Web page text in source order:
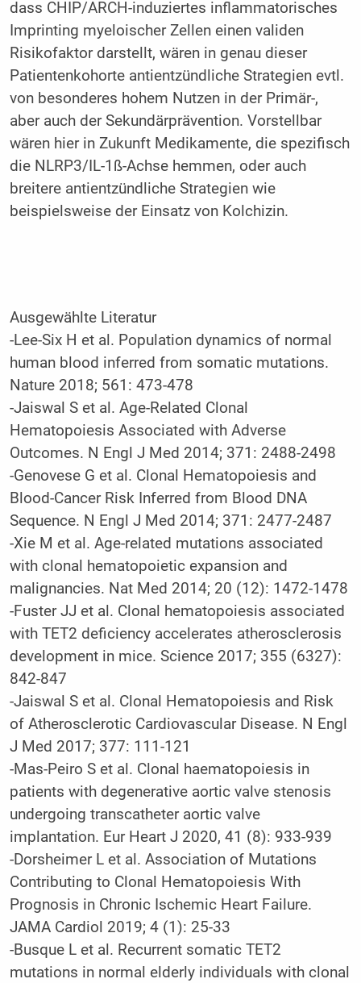
dass CHIP/ARCH-induziertes inflammatorisches
Imprinting myeloischer Zellen einen validen
Risikofaktor darstellt, wären in genau dieser
Patientenkohorte antientzündliche Strategien evtl.
von besonderes hohem Nutzen in der Primär-,
aber auch der Sekundärprävention. Vorstellbar
wären hier in Zukunft Medikamente, die spezifisch
die NLRP3/IL-1ß-Achse hemmen, oder auch
breitere antientzündliche Strategien wie
beispielsweise der Einsatz von Kolchizin.
Ausgewählte Literatur
-Lee-Six H et al. Population dynamics of normal
human blood inferred from somatic mutations.
Nature 2018; 561: 473-478
-Jaiswal S et al. Age-Related Clonal
Hematopoiesis Associated with Adverse
Outcomes. N Engl J Med 2014; 371: 2488-2498
-Genovese G et al. Clonal Hematopoiesis and
Blood-Cancer Risk Inferred from Blood DNA
Sequence. N Engl J Med 2014; 371: 2477-2487
-Xie M et al. Age-related mutations associated
with clonal hematopoietic expansion and
malignancies. Nat Med 2014; 20 (12): 1472-1478
-Fuster JJ et al. Clonal hematopoiesis associated
with TET2 deficiency accelerates atherosclerosis
development in mice. Science 2017; 355 (6327):
842-847
-Jaiswal S et al. Clonal Hematopoiesis and Risk
of Atherosclerotic Cardiovascular Disease. N Engl
J Med 2017; 377: 111-121
-Mas-Peiro S et al. Clonal haematopoiesis in
patients with degenerative aortic valve stenosis
undergoing transcatheter aortic valve
implantation. Eur Heart J 2020, 41 (8): 933-939
-Dorsheimer L et al. Association of Mutations
Contributing to Clonal Hematopoiesis With
Prognosis in Chronic Ischemic Heart Failure.
JAMA Cardiol 2019; 4 (1): 25-33
-Busque L et al. Recurrent somatic TET2
mutations in normal elderly individuals with clonal